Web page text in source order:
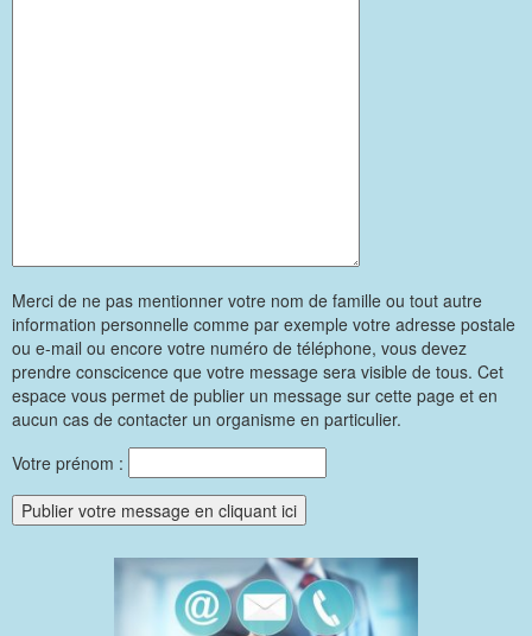
Merci de ne pas mentionner votre nom de famille ou tout autre
information personnelle comme par exemple votre adresse postale
ou e-mail ou encore votre numéro de téléphone, vous devez
prendre conscicence que votre message sera visible de tous. Cet
espace vous permet de publier un message sur cette page et en
aucun cas de contacter un organisme en particulier.
Votre prénom :